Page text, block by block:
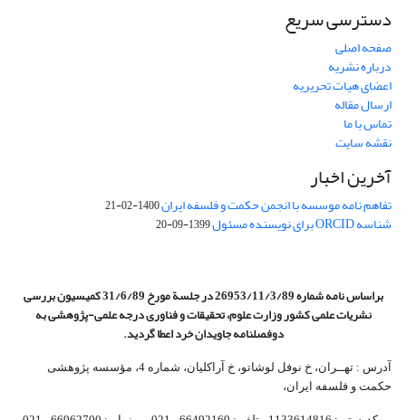
دسترسی سریع
صفحه اصلی
درباره نشریه
اعضای هیات تحریریه
ارسال مقاله
تماس با ما
نقشه سایت
آخرین اخبار
تفاهم نامه موسسه با انجمن حکمت و فلسفه ایران1400-02-21
شناسه ORCID برای نویسنده مسئول 1399-09-20
براساس نامه شماره 26953/11/3/89 در جلسة مورخ 31/6/89 کمیسیون
بررسی
نشریات علمی کشور وزارت علوم، تحقیقات و فناوری درجه علمی‌-پژوهشیبه
دوفصلنامه جاویدان خرد اعطا گردید.
آدرس : تهــران، خ نوفل لوشاتو، خ آراکلیان، شماره 4،‌ مؤسسه پژوهشی
حکمت و فلسفه ایران،‌